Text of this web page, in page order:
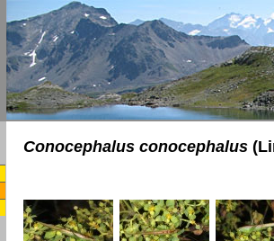
Conocephalus conocephalus